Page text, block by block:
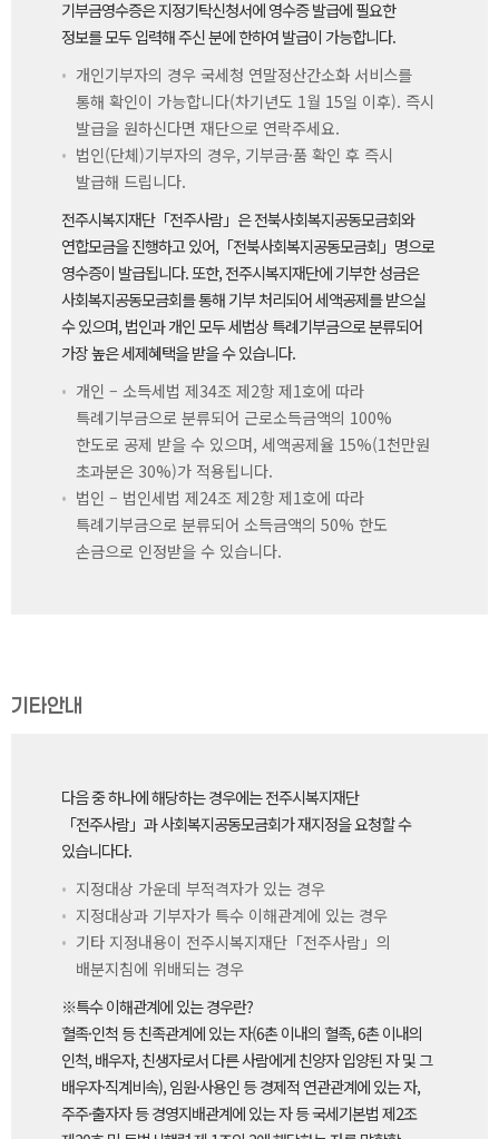
기부금영수증은 지정기탁신청서에 영수증 발급에 필요한
정보를 모두 입력해 주신 분에 한하여 발급이 가능합니다.
개인기부자의 경우 국세청 연말정산간소화 서비스를
통해 확인이 가능합니다(차기년도 1월 15일 이후). 즉시
발급을 원하신다면 재단으로 연락주세요.
법인(단체)기부자의 경우, 기부금·품 확인 후 즉시
발급해 드립니다.
전주시복지재단「전주사람」은 전북사회복지공동모금회와
연합모금을 진행하고 있어,「전북사회복지공동모금회」명으로
영수증이 발급됩니다. 또한, 전주시복지재단에 기부한 성금은
사회복지공동모금회를 통해 기부 처리되어 세액공제를 받으실
수 있으며, 법인과 개인 모두 세법상 특례기부금으로 분류되어
가장 높은 세제혜택을 받을 수 있습니다.
개인 – 소득세법 제34조 제2항 제1호에 따라
특례기부금으로 분류되어 근로소득금액의 100%
한도로 공제 받을 수 있으며, 세액공제율 15%(1천만원
초과분은 30%)가 적용됩니다.
법인 – 법인세법 제24조 제2항 제1호에 따라
특례기부금으로 분류되어 소득금액의 50% 한도
손금으로 인정받을 수 있습니다.
기타안내
다음 중 하나에 해당하는 경우에는 전주시복지재단
「전주사람」과 사회복지공동모금회가 재지정을 요청할 수
있습니다다.
지정대상 가운데 부적격자가 있는 경우
지정대상과 기부자가 특수 이해관계에 있는 경우
기타 지정내용이 전주시복지재단「전주사람」의
배분지침에 위배되는 경우
※특수 이해관계에 있는 경우란?
혈족·인척 등 친족관계에 있는 자(6촌 이내의 혈족, 6촌 이내의
인척, 배우자, 친생자로서 다른 사람에게 친양자 입양된 자 및 그
배우자·직계비속), 임원·사용인 등 경제적 연관관계에 있는 자,
주주·출자자 등 경영지배관계에 있는 자 등 국세기본법 제2조